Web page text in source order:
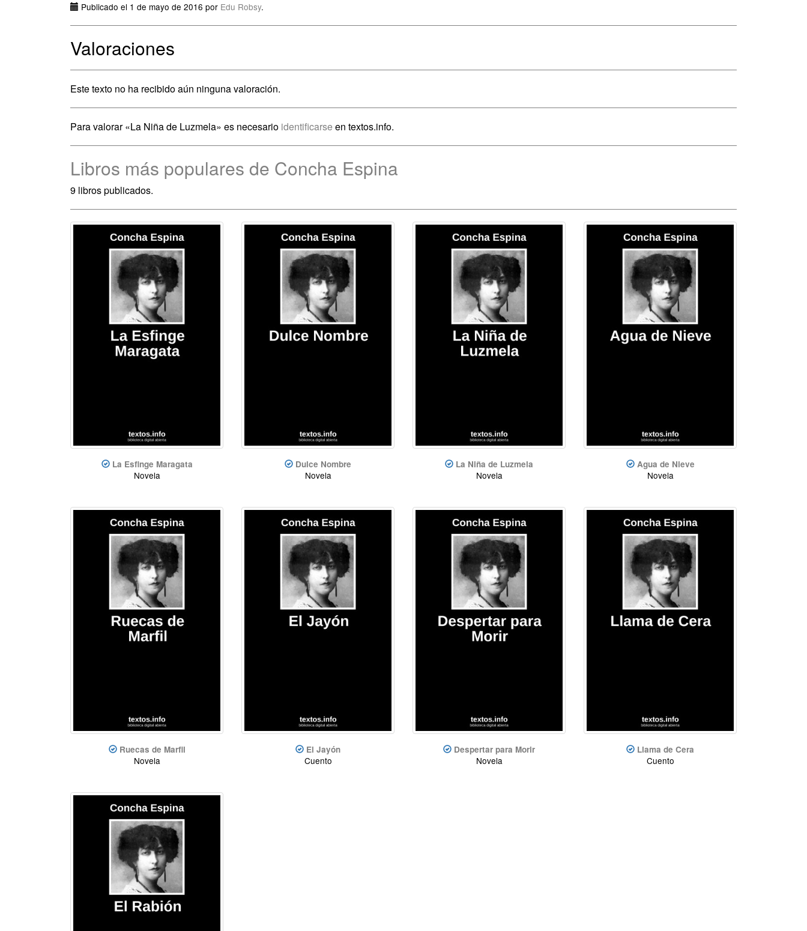
Publicado el 1 de mayo de 2016 por Edu Robsy.
Valoraciones
Este texto no ha recibido aún ninguna valoración.
Para valorar «La Niña de Luzmela» es necesario identificarse en textos.info.
Libros más populares de Concha Espina
9 libros publicados.
La Esfinge Maragata
Novela
Dulce Nombre
Novela
La Niña de Luzmela
Novela
Agua de Nieve
Novela
Ruecas de Marfil
Novela
El Jayón
Cuento
Despertar para Morir
Novela
Llama de Cera
Cuento